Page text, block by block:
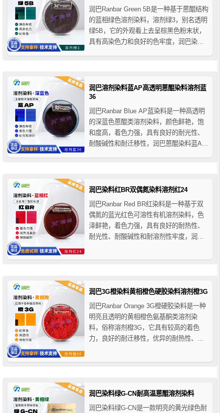
润巴Ranbar Green 5B是一种基于蒽醌结构
的蓝相绿色溶剂染料，溶剂绿3，别名透明
绿5B，它的外观看上去呈棕黑色粉末状，
具有高染色力和良好的色牢度，润巴染料
润巴溶剂染料蓝AP高透明蒽醌染料溶剂蓝
36
润巴Ranbar Blue AP蓝染料是一种高透明
的深蓝色蒽醌类溶剂染料，颜色鲜艳，饱
和度高，着色力强，具有良好的耐光性、
耐酸碱性和耐迁移性，润巴蒽醌染料蓝AP
（PVC）等塑料的着色，也可用于涤纶聚
润巴染料红BR双偶氮染料溶剂红24
润巴Ranbar Red BR红染料是一种基于双
偶氮的蓝光红色可溶性有机溶剂染料，色
泽鲜艳，着色力强，具有良好的耐热性、
耐光性、耐酸碱性和耐溶剂性牢度，润巴
酮，易溶于苯，主要用于聚苯乙烯、醋酸
和圆珠笔墨水的...
润巴3G橙染料黄相橙色硬胶染料溶剂橙3G
润巴Ranbar Orange 3G橙硬胶染料是一种
明亮且透明的黄相橙色氨基酮类溶剂染
料，俗称溶剂橙3G，它具有较高的着色
力，良好的耐迁移性，优异的耐热性、耐
料材料具有良好的相溶性，可完全溶于聚
润巴染料绿G-CN耐高温蒽醌溶剂染料
润巴染料绿G-CN是一款明亮的黄光绿色耐